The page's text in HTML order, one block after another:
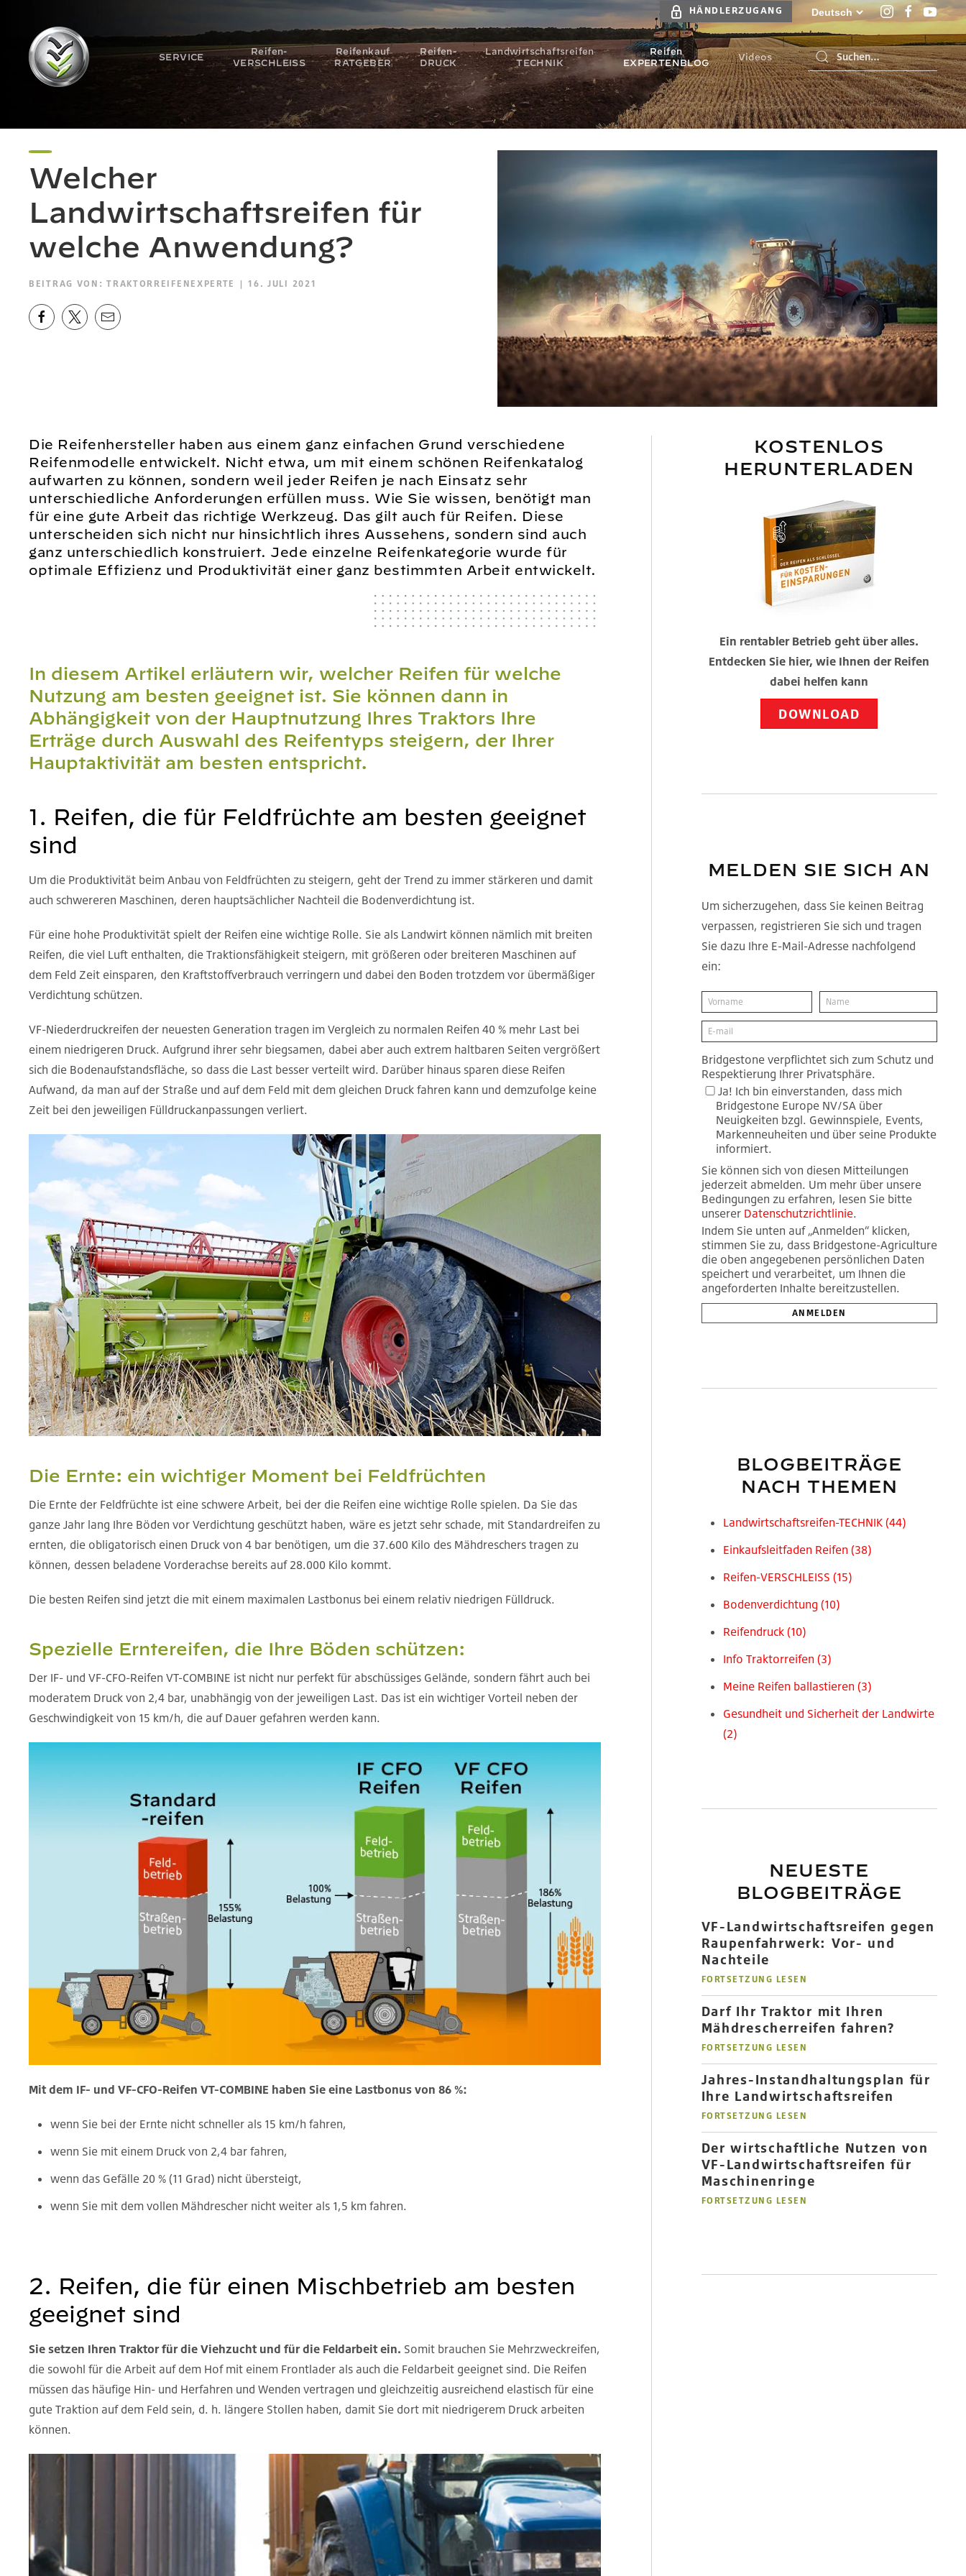
HÄNDLERZUGANG
SERVICE
Reifen-
VERSCHLEISS
Reifenkauf
RATGEBER
Reifen-
DRUCK
Landwirtschaftsreifen
TECHNIK
Reifen
EXPERTENBLOG
Videos
Welcher
Landwirtschaftsreifen für
welche Anwendung?
BEITRAG VON:TRAKTORREIFENEXPERTE | 16. JULI 2021
Die Reifenhersteller haben aus einem ganz einfachen Grund verschiedene
Reifenmodelle entwickelt. Nicht etwa, um mit einem schönen Reifenkatalog
aufwarten zu können, sondern weil jeder Reifen je nach Einsatz sehr
unterschiedliche Anforderungen erfüllen muss. Wie Sie wissen, benötigt man
für eine gute Arbeit das richtige Werkzeug. Das gilt auch für Reifen. Diese
unterscheiden sich nicht nur hinsichtlich ihres Aussehens, sondern sind auch
ganz unterschiedlich konstruiert. Jede einzelne Reifenkategorie wurde für
optimale Effizienz und Produktivität einer ganz bestimmten Arbeit entwickelt.
In diesem Artikel erläutern wir, welcher Reifen für welche
Nutzung am besten geeignet ist. Sie können dann in
Abhängigkeit von der Hauptnutzung Ihres Traktors Ihre
Erträge durch Auswahl des Reifentyps steigern, der Ihrer
Hauptaktivität am besten entspricht.
1. Reifen, die für Feldfrüchte am besten geeignet
sind
Um die Produktivität beim Anbau von Feldfrüchten zu steigern, geht der Trend zu immer stärkeren und damit
auch schwereren Maschinen, deren hauptsächlicher Nachteil die Bodenverdichtung ist.
Für eine hohe Produktivität spielt der Reifen eine wichtige Rolle. Sie als Landwirt können nämlich mit breiten
Reifen, die viel Luft enthalten, die Traktionsfähigkeit steigern, mit größeren oder breiteren Maschinen auf
dem Feld Zeit einsparen, den Kraftstoffverbrauch verringern und dabei den Boden trotzdem vor übermäßiger
Verdichtung schützen.
VF-Niederdruckreifen der neuesten Generation tragen im Vergleich zu normalen Reifen 40 % mehr Last bei
einem niedrigeren Druck. Aufgrund ihrer sehr biegsamen, dabei aber auch extrem haltbaren Seiten vergrößert
sich die Bodenaufstandsfläche, so dass die Last besser verteilt wird. Darüber hinaus sparen diese Reifen
Aufwand, da man auf der Straße und auf dem Feld mit dem gleichen Druck fahren kann und demzufolge keine
Zeit bei den jeweiligen Fülldruckanpassungen verliert.
Die Ernte: ein wichtiger Moment bei Feldfrüchten
Die Ernte der Feldfrüchte ist eine schwere Arbeit, bei der die Reifen eine wichtige Rolle spielen. Da Sie das
ganze Jahr lang Ihre Böden vor Verdichtung geschützt haben, wäre es jetzt sehr schade, mit Standardreifen zu
ernten, die obligatorisch einen Druck von 4 bar benötigen, um die 37.600 Kilo des Mähdreschers tragen zu
können, dessen beladene Vorderachse bereits auf 28.000 Kilo kommt.
Die besten Reifen sind jetzt die mit einem maximalen Lastbonus bei einem relativ niedrigen Fülldruck.
Spezielle Erntereifen, die Ihre Böden schützen:
Der IF- und VF-CFO-Reifen VT-COMBINE ist nicht nur perfekt für abschüssiges Gelände, sondern fährt auch bei
moderatem Druck von 2,4 bar, unabhängig von der jeweiligen Last. Das ist ein wichtiger Vorteil neben der
Geschwindigkeit von 15 km/h, die auf Dauer gefahren werden kann.
Mit dem IF- und VF-CFO-Reifen VT-COMBINE haben Sie eine Lastbonus von 86 %:
wenn Sie bei der Ernte nicht schneller als 15 km/h fahren,
wenn Sie mit einem Druck von 2,4 bar fahren,
wenn das Gefälle 20 % (11 Grad) nicht übersteigt,
wenn Sie mit dem vollen Mähdrescher nicht weiter als 1,5 km fahren.
2. Reifen, die für einen Mischbetrieb am besten
geeignet sind
Sie setzen Ihren Traktor für die Viehzucht und für die Feldarbeit ein. Somit brauchen Sie Mehrzweckreifen,
die sowohl für die Arbeit auf dem Hof mit einem Frontlader als auch die Feldarbeit geeignet sind. Die Reifen
müssen das häufige Hin- und Herfahren und Wenden vertragen und gleichzeitig ausreichend elastisch für eine
gute Traktion auf dem Feld sein, d. h. längere Stollen haben, damit Sie dort mit niedrigerem Druck arbeiten
können.
KOSTENLOS
HERUNTERLADEN
Ein rentabler Betrieb geht über alles.
Entdecken Sie hier, wie Ihnen der Reifen
dabei helfen kann
DOWNLOAD
MELDEN SIE SICH AN
Um sicherzugehen, dass Sie keinen Beitrag
verpassen, registrieren Sie sich und tragen
Sie dazu Ihre E-Mail-Adresse nachfolgend
ein:
Bridgestone verpflichtet sich zum Schutz und
Respektierung Ihrer Privatsphäre.
Ja! Ich bin einverstanden, dass mich
Bridgestone Europe NV/SA über
Neuigkeiten bzgl. Gewinnspiele, Events,
Markenneuheiten und über seine Produkte
informiert.
Sie können sich von diesen Mitteilungen
jederzeit abmelden. Um mehr über unsere
Bedingungen zu erfahren, lesen Sie bitte
unserer Datenschutzrichtlinie.
Indem Sie unten auf „Anmelden“ klicken,
stimmen Sie zu, dass Bridgestone-Agriculture
die oben angegebenen persönlichen Daten
speichert und verarbeitet, um Ihnen die
angeforderten Inhalte bereitzustellen.
BLOGBEITRÄGE
NACH THEMEN
Landwirtschaftsreifen-TECHNIK (44)
Einkaufsleitfaden Reifen (38)
Reifen-VERSCHLEISS (15)
Bodenverdichtung (10)
Reifendruck (10)
Info Traktorreifen (3)
Meine Reifen ballastieren (3)
Gesundheit und Sicherheit der Landwirte
(2)
NEUESTE
BLOGBEITRÄGE
VF-Landwirtschaftsreifen gegen
Raupenfahrwerk: Vor- und
Nachteile
FORTSETZUNG LESEN
Darf Ihr Traktor mit Ihren
Mähdrescherreifen fahren?
FORTSETZUNG LESEN
Jahres-Instandhaltungsplan für
Ihre Landwirtschaftsreifen
FORTSETZUNG LESEN
Der wirtschaftliche Nutzen von
VF-Landwirtschaftsreifen für
Maschinenringe
FORTSETZUNG LESEN